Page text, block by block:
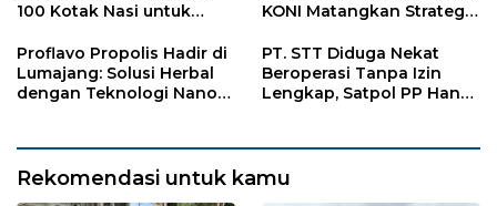
100 Kotak Nasi untuk
KONI Matangkan Strategi
Proflavo Propolis Hadir di
Lumajang: Solusi Herbal
dengan Teknologi Nano
PT. STT Diduga Nekat
Beroperasi Tanpa Izin
Lengkap, Satpol PP Hanya
Rekomendasi untuk kamu